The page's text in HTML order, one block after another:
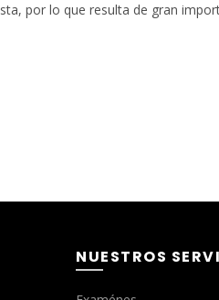
por lo que resulta de gran
NUESTROS